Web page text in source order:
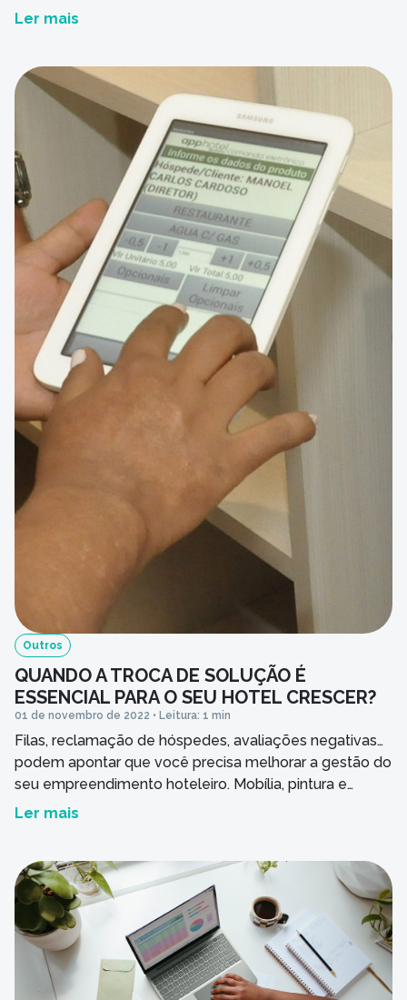
administração de um empreendimento hoteleiro você
sistema hoteleiro! Por se tratar de um guia básico de […]
Ler mais
Outros
QUANDO A TROCA DE SOLUÇÃO É
ESSENCIAL PARA O SEU HOTEL CRESCER?
01 de novembro de 2022 • Leitura: 1 min
Filas, reclamação de hóspedes, avaliações negativas…
podem apontar que você precisa melhorar a gestão do
seu empreendimento hoteleiro. Mobília, pintura e
qualidade do atendimento e da comida são alguns dos
fatores decisivos para fidelizar o cliente. Casos
frequentes […]
Ler mais